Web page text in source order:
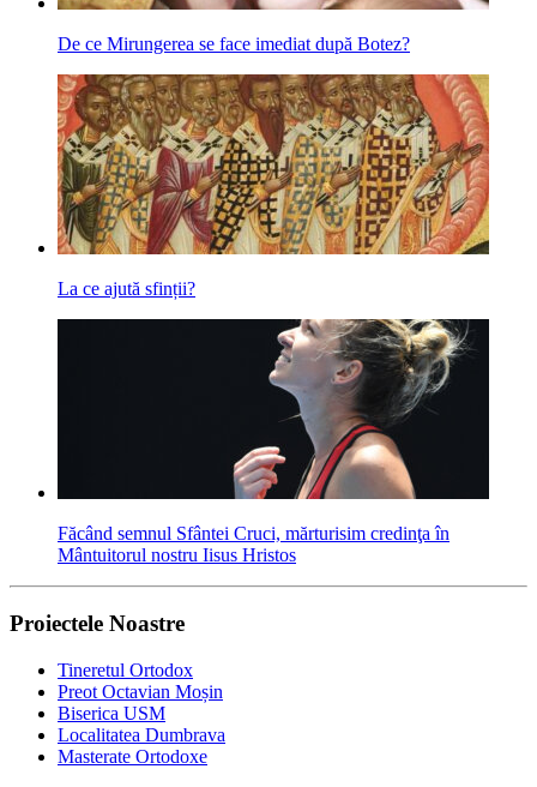
De ce Mirungerea se face imediat după Botez?
La ce ajută sfinții?
Făcând semnul Sfântei Cruci, mărturisim credinţa în
Mântuitorul nostru Iisus Hristos
Proiectele Noastre
Tineretul Ortodox
Preot Octavian Moșin
Biserica USM
Localitatea Dumbrava
Masterate Ortodoxe